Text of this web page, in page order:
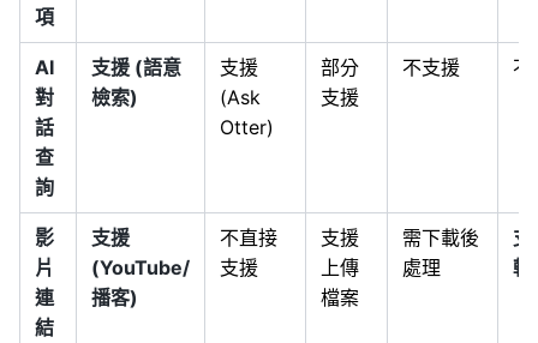
項
AI
對
話
查
詢
支援 (語意
檢索)
支援
(Ask
Otter)
部分
支援
不支援 不
影
片
連
結
支援
(YouTube/
播客)
不直接
支援
支援
上傳
檔案
需下載後
處理
支
輯